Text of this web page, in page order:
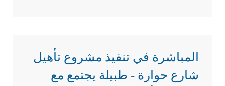
المباشرة في تنفيذ مشروع تأهيل
شارع حوارة - طبيلة يجتمع مع